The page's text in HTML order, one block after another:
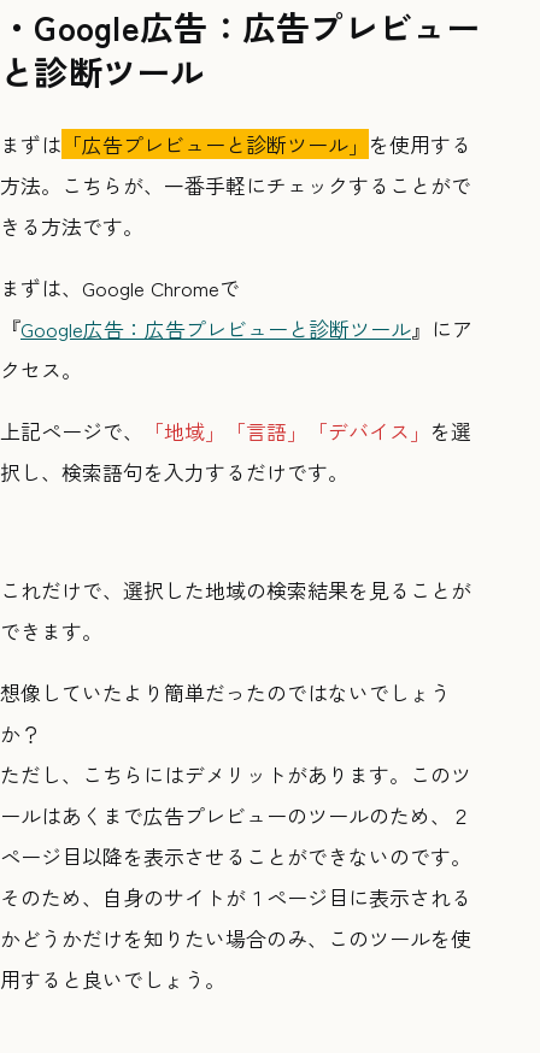
・Google広告：広告プレビュー
と診断ツール
まずは 「広告プレビューと診断ツール」 を使用する
方法。こちらが、一番手軽にチェックすることがで
きる方法です。
まずは、Google Chromeで
『Google広告：広告プレビューと診断ツール』にア
クセス。
上記ページで、 「地域」「言語」「デバイス」 を選
択し、検索語句を入力するだけです。
これだけで、選択した地域の検索結果を見ることが
できます。
想像していたより簡単だったのではないでしょう
か？
ただし、こちらにはデメリットがあります。このツ
ールはあくまで広告プレビューのツールのため、２
ページ目以降を表示させることができないのです。
そのため、自身のサイトが１ページ目に表示される
かどうかだけを知りたい場合のみ、このツールを使
用すると良いでしょう。